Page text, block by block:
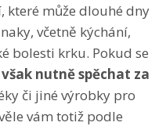
které může dlouhé dny
včetně kýchání,
bolesti krku. Pokud se
nutně spěchat za
či jiné výrobky pro
vám totiž podle